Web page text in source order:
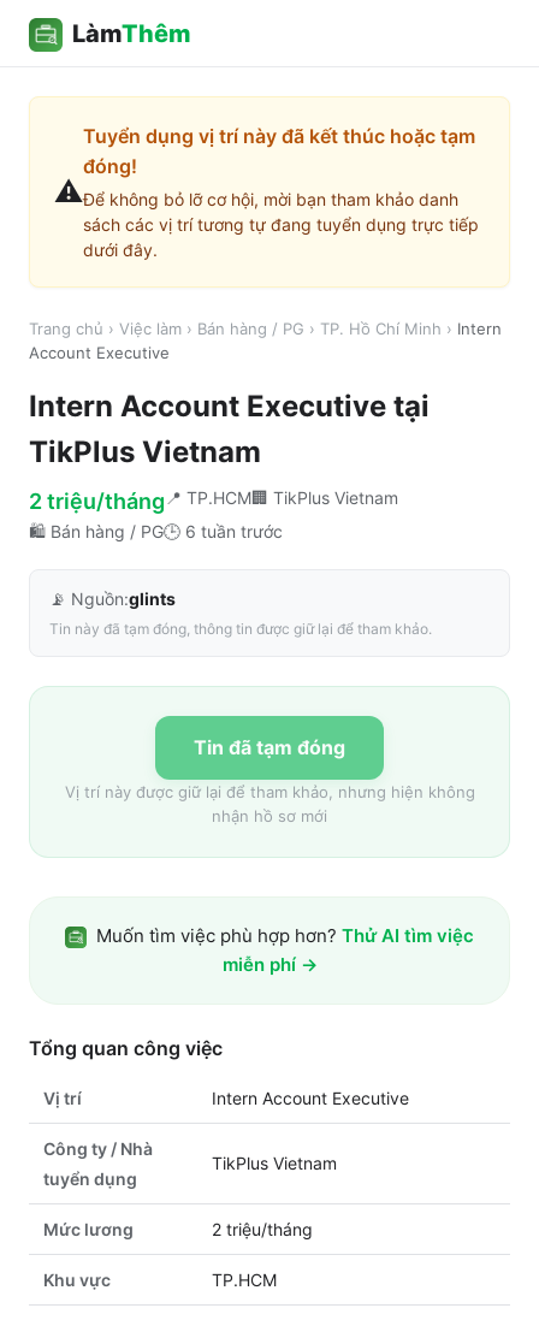
LàmThêm
⚠️
Tuyển dụng vị trí này đã kết thúc hoặc tạm
đóng!
Để không bỏ lỡ cơ hội, mời bạn tham khảo danh
sách các vị trí tương tự đang tuyển dụng trực tiếp
dưới đây.
Trang chủ › Việc làm › Bán hàng / PG › TP. Hồ Chí Minh › Intern
Account Executive
Intern Account Executive tại
TikPlus Vietnam
2 triệu/tháng 📍 TP.HCM🏢 TikPlus Vietnam
🛍️ Bán hàng / PG🕒 6 tuần trước
📡 Nguồn:glints
Tin này đã tạm đóng, thông tin được giữ lại để tham khảo.
Tin đã tạm đóng
Vị trí này được giữ lại để tham khảo, nhưng hiện không
nhận hồ sơ mới
Muốn tìm việc phù hợp hơn? Thử AI tìm việc
miễn phí →
Tổng quan công việc
Vị trí Intern Account Executive
Công ty / Nhà
tuyển dụng
TikPlus Vietnam
Mức lương 2 triệu/tháng
Khu vực TP.HCM